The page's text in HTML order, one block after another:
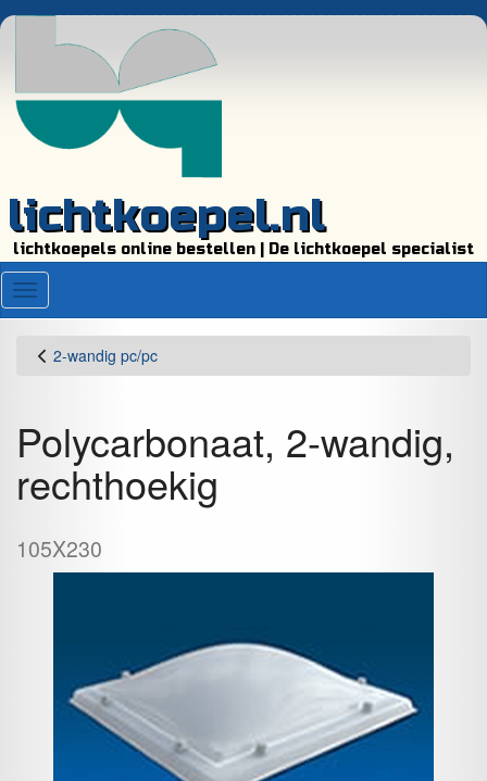
lichtkoepel.nl
lichtkoepels online bestellen | De lichtkoepel specialist
Menu
2-wandig pc/pc
Polycarbonaat, 2-wandig,
rechthoekig
105X230